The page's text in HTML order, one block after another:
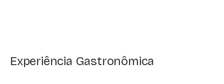
Experiência Gastronômica